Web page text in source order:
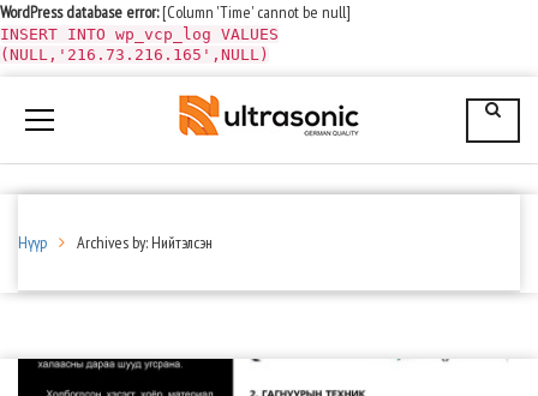
WordPress database error:[Column 'Time' cannot be null]
INSERT INTO wp_vcp_log VALUES
(NULL,'216.73.216.165',NULL)
Нүүр Archives by: Нийтэлсэн